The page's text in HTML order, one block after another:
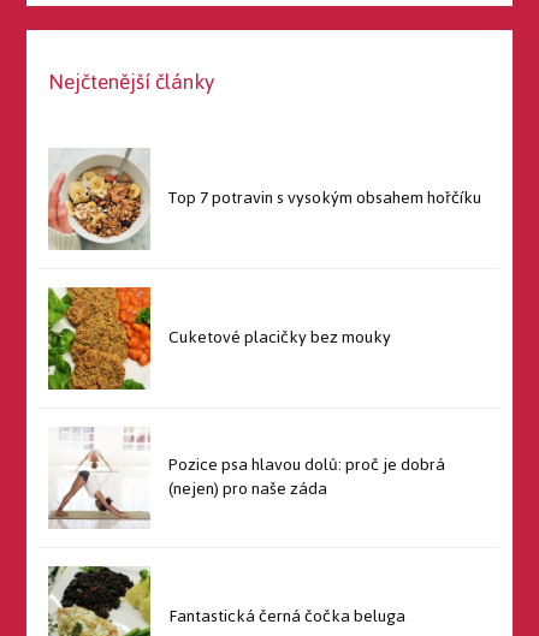
Nejčtenější články
Top 7 potravin s vysokým obsahem hořčíku
Cuketové placičky bez mouky
Pozice psa hlavou dolů: proč je dobrá
(nejen) pro naše záda
Fantastická černá čočka beluga